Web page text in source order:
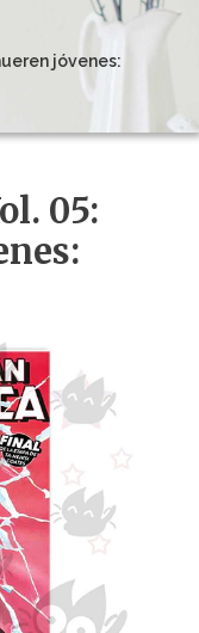
jóvenes:
05: